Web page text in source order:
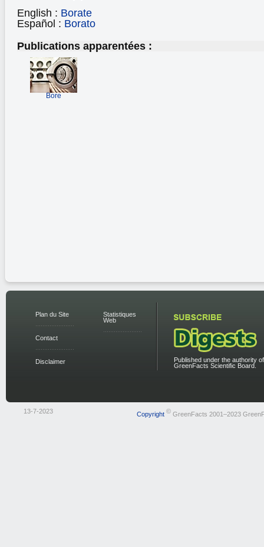
English : Borate
Español : Borato
Publications apparentées :
Bore
Plan du Site
Contact
Disclaimer
Statistiques
Web
Published under the authority
GreenFacts Scientific Board.
13-7-2023 Copyright ©GreenFacts 2001–2023